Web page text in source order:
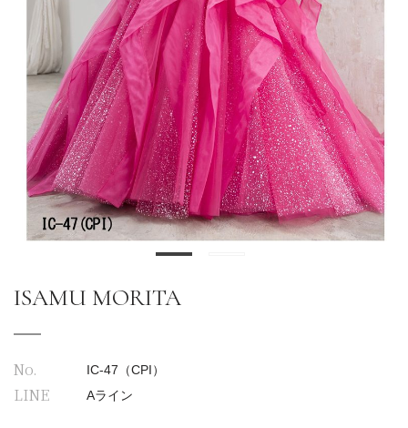
ISAMU MORITA
No. IC-47（CPI）
LINE Aライン